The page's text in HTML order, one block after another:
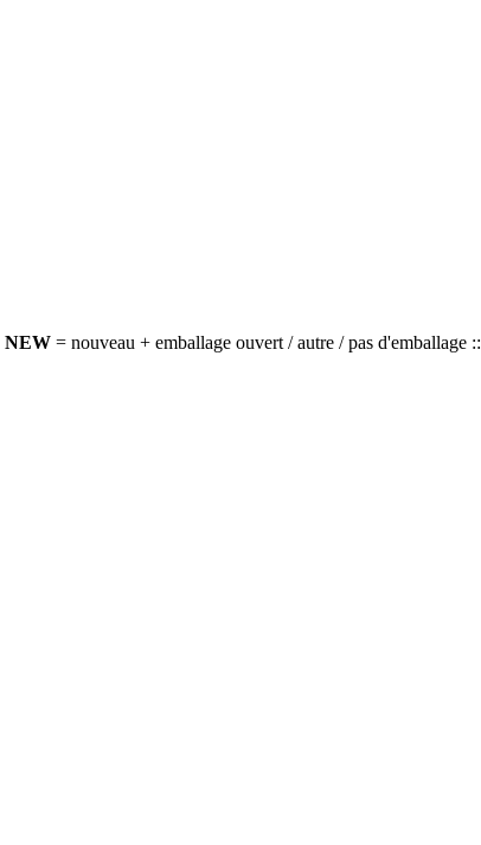
NEW = nouveau + emballage ouvert / autre / pas d'emballage ::